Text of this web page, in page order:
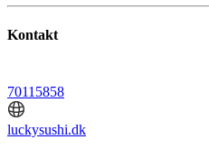
Kontakt
70115858
luckysushi.dk